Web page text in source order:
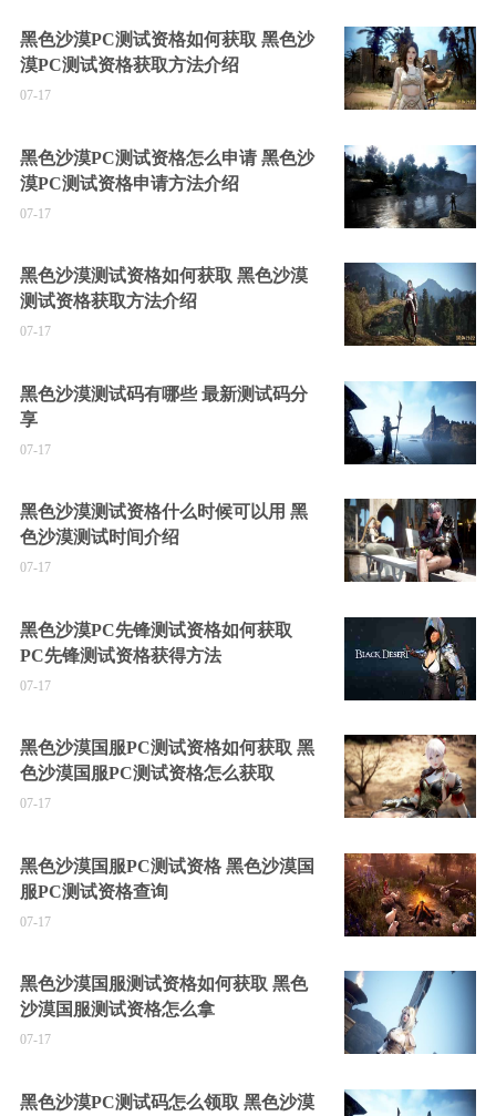
黑色沙漠PC测试资格如何获取 黑色沙
漠PC测试资格获取方法介绍
07-17
黑色沙漠PC测试资格怎么申请 黑色沙
漠PC测试资格申请方法介绍
07-17
黑色沙漠测试资格如何获取 黑色沙漠
测试资格获取方法介绍
07-17
黑色沙漠测试码有哪些 最新测试码分
享
07-17
黑色沙漠测试资格什么时候可以用 黑
色沙漠测试时间介绍
07-17
黑色沙漠PC先锋测试资格如何获取
PC先锋测试资格获得方法
07-17
黑色沙漠国服PC测试资格如何获取 黑
色沙漠国服PC测试资格怎么获取
07-17
黑色沙漠国服PC测试资格 黑色沙漠国
服PC测试资格查询
07-17
黑色沙漠国服测试资格如何获取 黑色
沙漠国服测试资格怎么拿
07-17
黑色沙漠PC测试码怎么领取 黑色沙漠